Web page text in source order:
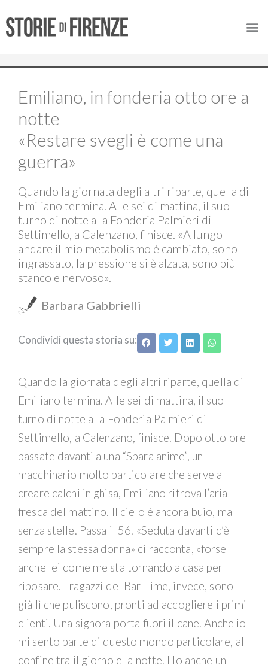
Emiliano, in fonderia otto ore a
notte
«Restare svegli è come una
guerra»
Quando la giornata degli altri riparte, quella di
Emiliano termina. Alle sei di mattina, il suo
turno di notte alla Fonderia Palmieri di
Settimello, a Calenzano, finisce. «A lungo
andare il mio metabolismo è cambiato, sono
ingrassato, la pressione si è alzata, sono più
stanco e nervoso».
Barbara Gabbrielli
Condividi questa storia su:
Quando la giornata degli altri riparte, quella di
Emiliano termina. Alle sei di mattina, il suo
turno di notte alla Fonderia Palmieri di
Settimello, a Calenzano, finisce. Dopo otto ore
passate davanti a una “Spara anime”, un
macchinario molto particolare che serve a
creare calchi in ghisa, Emiliano ritrova l’aria
fresca del mattino. Il cielo è ancora buio, ma
senza stelle. Passa il 56. «Seduta davanti c’è
sempre la stessa donna» ci racconta, «forse
anche lei come me sta tornando a casa per
riposare. I ragazzi del Bar Time, invece, sono
già lì che puliscono, pronti ad accogliere i primi
clienti. Una signora porta fuori il cane. Anche io
mi sento parte di questo mondo particolare, al
confine tra il giorno e la notte. Ho anche un